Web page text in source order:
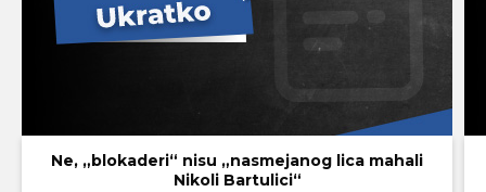
Ne, „blokaderi“ nisu „nasmejanog lica mahali
Nikoli Bartulici“